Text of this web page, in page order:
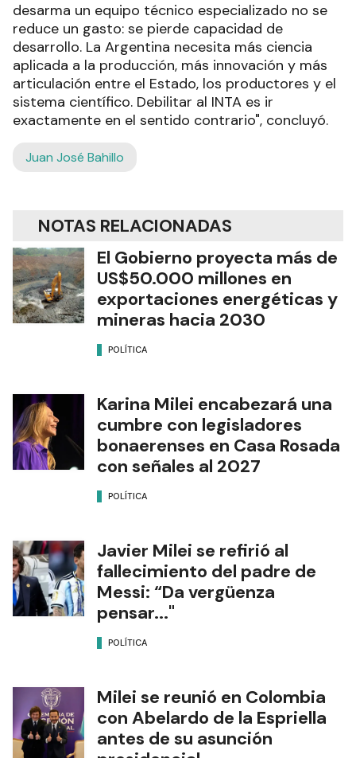
desarma un equipo técnico especializado no se
reduce un gasto: se pierde capacidad de
desarrollo. La Argentina necesita más ciencia
aplicada a la producción, más innovación y más
articulación entre el Estado, los productores y el
sistema científico. Debilitar al INTA es ir
exactamente en el sentido contrario", concluyó.
Juan José Bahillo
NOTAS RELACIONADAS
El Gobierno proyecta más de
US$50.000 millones en
exportaciones energéticas y
mineras hacia 2030
POLÍTICA
Karina Milei encabezará una
cumbre con legisladores
bonaerenses en Casa Rosada
con señales al 2027
POLÍTICA
Javier Milei se refirió al
fallecimiento del padre de
Messi: “Da vergüenza
pensar..."
POLÍTICA
Milei se reunió en Colombia
con Abelardo de la Espriella
antes de su asunción